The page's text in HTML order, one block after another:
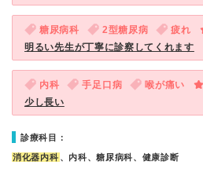
糖尿病科 2型糖尿病 疲れ
明るい先生が丁寧に診察してくれます
内科 手足口病 喉が痛い
少し長い
診療科目：
消化器内科 、内科、糖尿病科、健康診断